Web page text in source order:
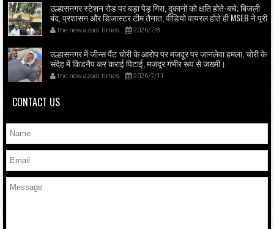
उल्हासनगर स्टेशन रोड पर बड़ा पेड़ गिरा, दुकानों को क्षति होते-बचे; बिजली
बंद, प्रशासन और डिजास्टर टीम तैनात, वीडियो वायरल होते ही MSEB ने पूरी
एरिया की बिजली बंद की; समाजसेवक शिवाजी रगड़े की त्वरित मदद से
निकाला गया संकट।
the new azadi times 2026/7/8
उल्हासनगर में जीन्स पैंट चोरी के आरोप पर मजदूर पर जानलेवा हमला, चोरी के
संदेह में किडनैप कर कराई पिटाई, मजदूर गंभीर रूप से जख्मी।
the new azadi times 2026/7/11
CONTACT US